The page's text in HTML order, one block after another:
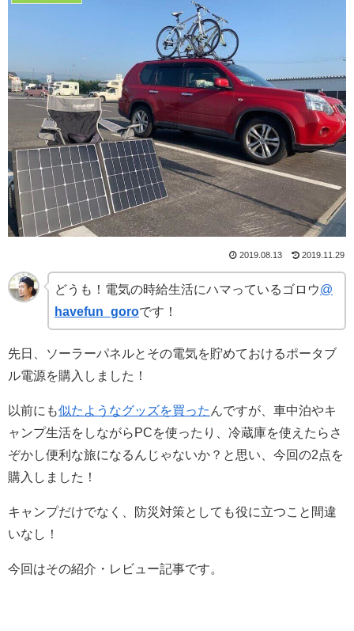
2019.08.13 2019.11.29
どうも！電気の時給生活にハマっているゴロウ@
havefun_goroです！
先日、ソーラーパネルとその電気を貯めておけるポータブ
ル電源を購入しました！
以前にも似たようなグッズを買った んですが、車中泊やキ
ャンプ生活をしながらPCを使ったり、冷蔵庫を使えたらさ
ぞかし便利な旅になるんじゃないか？と思い、今回の2点を
購入しました！
キャンプだけでなく、防災対策としても役に立つこと間違
いなし！
今回はその紹介・レビュー記事です。